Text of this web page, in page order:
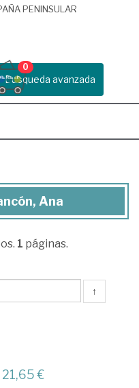
PENINSULAR
Busqueda avanzada
0
Ana
1 páginas.
↑
21,65 €